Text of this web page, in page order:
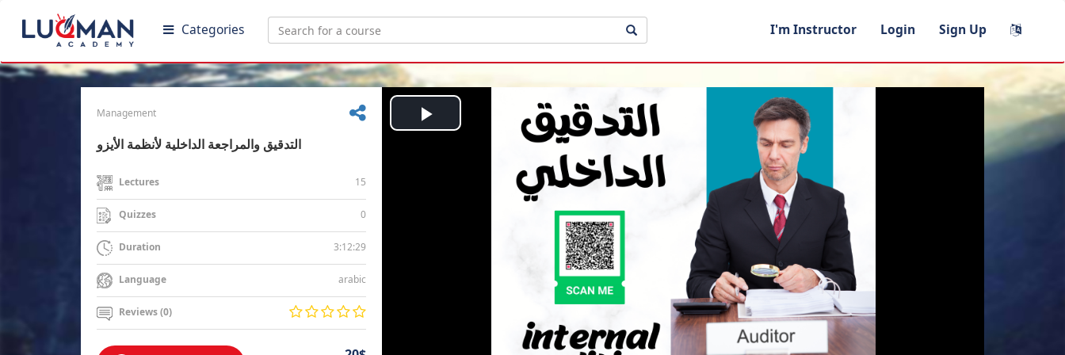
Categories I'm Instructor Login Sign Up
Management
التدقيق والمراجعة الداخلية لأنظمة الأيزو
Lectures 15
Quizzes 0
Duration 3:12:29
Language arabic
Reviews (0)
Play